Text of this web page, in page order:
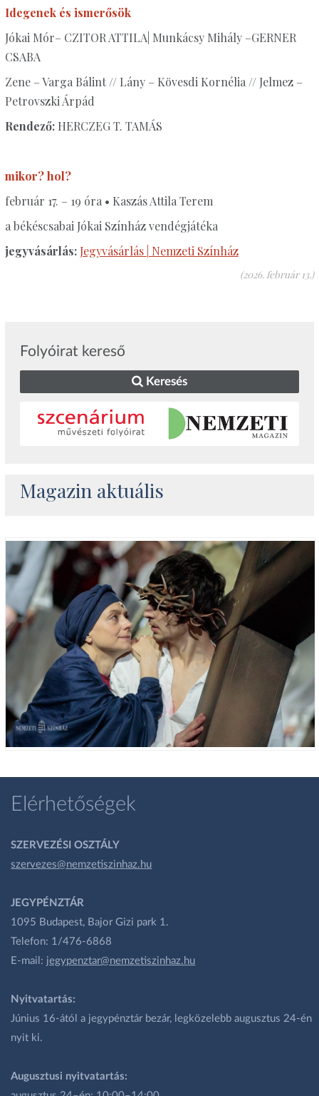
Idegenek és ismerősök
Jókai Mór– CZITOR ATTILA| Munkácsy Mihály –GERNER
CSABA
Zene – Varga Bálint // Lány – Kövesdi Kornélia // Jelmez –
Petrovszki Árpád
Rendező:HERCZEG T. TAMÁS
mikor? hol?
február 17. – 19 óra • Kaszás Attila Terem
a békéscsabai Jókai Színház vendégjátéka
jegyvásárlás: Jegyvásárlás | Nemzeti Színház
(2026. február 13.)
Folyóirat kereső
Keresés
Magazin aktuális
Elérhetőségek
SZERVEZÉSI OSZTÁLY
szervezes@nemzetiszinhaz.hu
JEGYPÉNZTÁR
1095 Budapest, Bajor Gizi park 1.
Telefon: 1/476-6868
E-mail: jegypenztar@nemzetiszinhaz.hu
Nyitvatartás:
Június 16-ától a jegypénztár bezár, legközelebb augusztus 24-én
nyit ki.
Augusztusi nyitvatartás: